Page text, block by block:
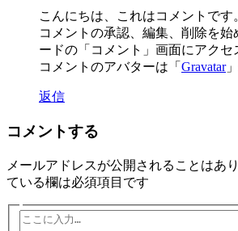
こんにちは、これはコメントです
コメントの承認、編集、削除を
ードの「コメント」画面にアクセ
コメントのアバターは「 Gravatar
返信
コメントする
メールアドレスが公開されることはあり
ている欄は必須項目です
こ